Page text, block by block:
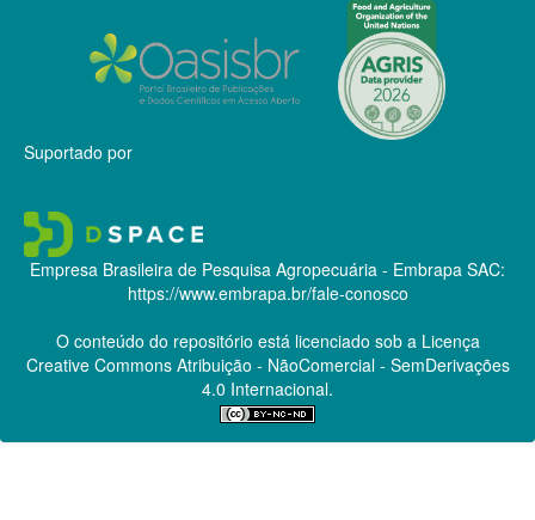
Suportado por
Empresa Brasileira de Pesquisa Agropecuária - Embrapa SAC:
https://www.embrapa.br/fale-conosco
O conteúdo do repositório está licenciado sob a Licença
Creative CommonsAtribuição - NãoComercial - SemDerivações
4.0 Internacional.